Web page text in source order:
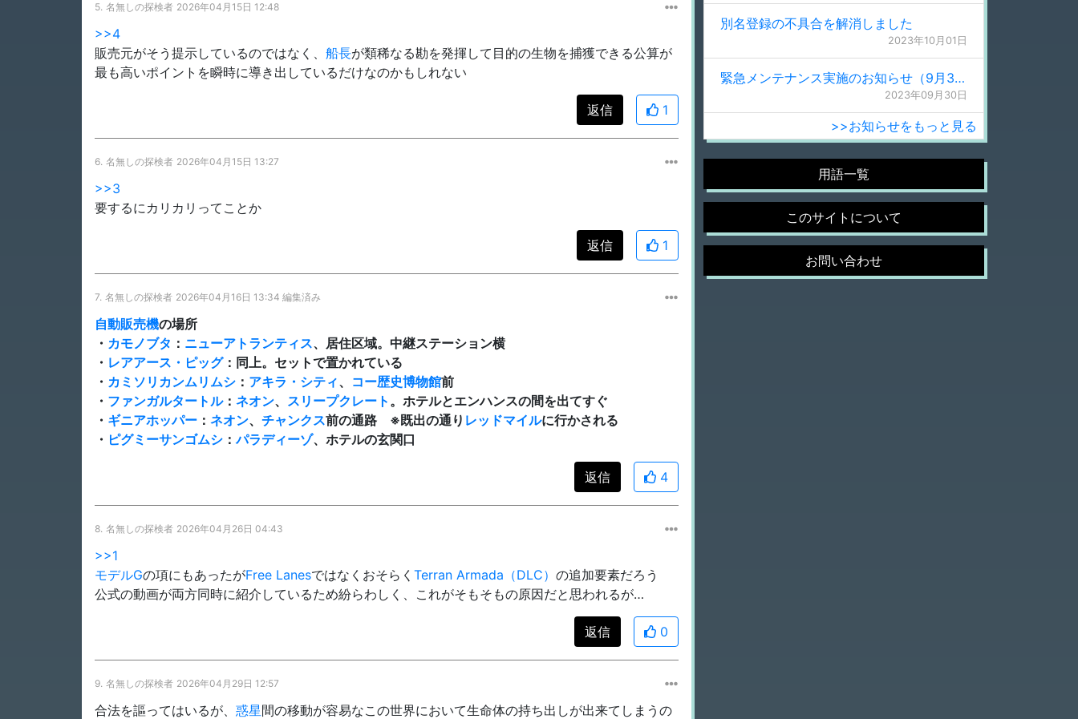
5. 名無しの探検者 2026年04月15日 12:48
>>4
販売元がそう提示しているのではなく、 船長が類稀なる勘を発揮して目的の生物を捕獲できる公算が
最も高いポイントを瞬時に導き出しているだけなのかもしれない
返信 1
6. 名無しの探検者 2026年04月15日 13:27
>>3
要するにカリカリってことか
返信 1
7. 名無しの探検者 2026年04月16日 13:34 編集済み
自動販売機の場所
・ カモノブタ ： ニューアトランティス、居住区域。中継ステーション横
・ レアアース・ピッグ：同上。セットで置かれている
・ カミソリカンムリムシ ： アキラ・シティ、 コー歴史博物館前
・ ファンガルタートル： ネオン、 スリープクレート 。ホテルとエンハンスの間を出てすぐ
・ ギニアホッパー ： ネオン、 チャンクス前の通路 ※既出の通り レッドマイルに行かされる
・ ピグミーサンゴムシ ：パラディーゾ、ホテルの玄関口
返信 4
8. 名無しの探検者 2026年04月26日 04:43
>>1
モデルGの項にもあったがFree Lanesではなくおそらく Terran Armada（DLC） の追加要素だろう
公式の動画が両方同時に紹介しているため紛らわしく、これがそもそもの原因だと思われるが…
返信 0
9. 名無しの探検者 2026年04月29日 12:57
合法を謳ってはいるが、 惑星間の移動が容易なこの世界において生命体の持ち出しが出来てしまうの
別名登録の不具合を解消しました
2023年10月01日
緊急メンテナンス実施のお知らせ（9月30日 0:15更新）
2023年09月30日
>>お知らせをもっと見る
用語一覧
このサイトについて
お問い合わせ